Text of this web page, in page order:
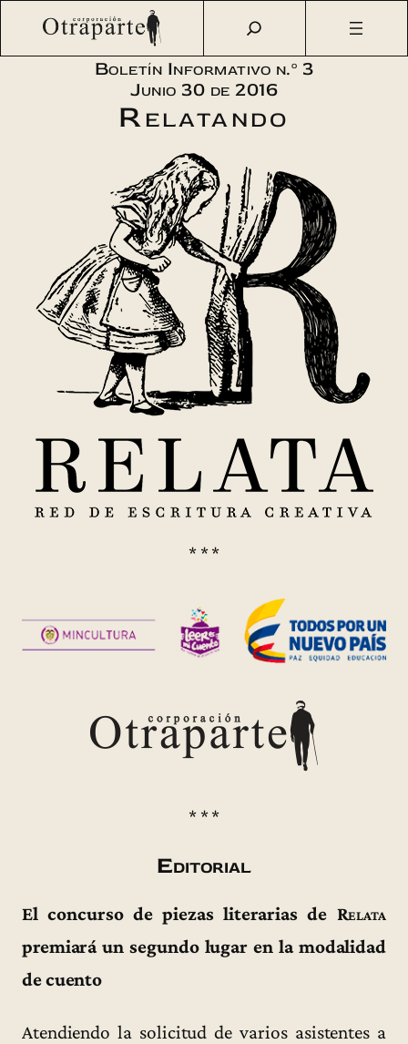
Saltar
Otraparte.org/ Agenda Cultural Relata
Boletín n.º 3 –
Piezas literarias Relata 2016
Boletín Informativo n.º 3
Junio 30 de 2016
Relatando
* * *
* * *
Editorial
El concurso de piezas literarias de Relata
premiará un segundo lugar en la modalidad
de cuento
Atendiendo la solicitud de varios asistentes a